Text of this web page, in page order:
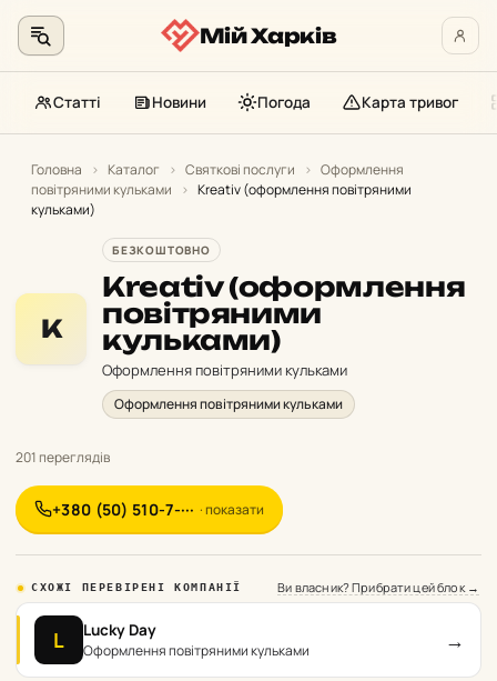
контенту
Мій Харків
Статті Новини Погода Карта тривог
Головна › Каталог › Святкові послуги › Оформлення
повітряними кульками
› Kreativ (оформлення повітряними
кульками)
K
БЕЗКОШТОВНО
Kreativ (оформлення
повітряними
кульками)
Оформлення повітряними кульками
Оформлення повітряними кульками
201 переглядів
+380 (50) 510-7-··· · показати
СХОЖІ ПЕРЕВІРЕНІ КОМПАНІЇ Ви власник? Прибрати цей блок →
L Lucky Day
Оформлення повітряними кульками →